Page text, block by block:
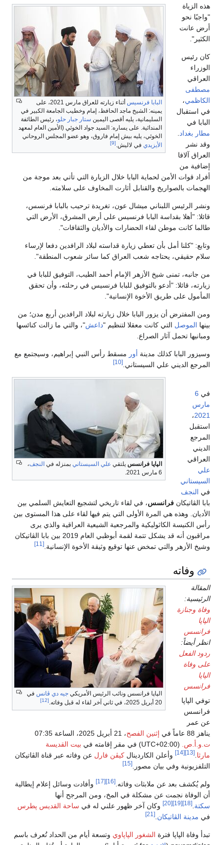
البابا فرنسيس
أثناء زيارته للعراق مارس 2021، على
يمينه: الشيخ ماجد الحافظ، إمام وخطيب الجامعة الكبير في
السليمانية، يليه أقصى اليمين ستار جبار حلو، رئيس الطائفة
المندائية. على يساره: السيد جواد الخوئي (الأمين العام لمعهد
الخوئي، يليه بيش إمام فاروق، وهو عضو المجلس الروحاني
الأيزيدي في لاليش.[9]
هذه الزياة
"واجبًا نحو
أرض عانت
الكثير".
كان رئيس
الوزراء
العراقي
مصطفى
الكاظمي،
في استقبال
البابا في
مطار بغداد
وقد نشر
العراق آلافا
إضافية من
أفراد قوات الأمن لحماية البابا خلال الزيارة التي تأتي بعد موجة من
الهجمات بالصواريخ والقنابل أثارت المخاوف على سلامته.
ونشر الرئيس اللبناني ميشال عون، تغريدة ترحيب بالبابا فرنسس،
قائلا: "أهلا بقداسة البابا فرنسيس على أرض المشرق، الأرض التي
طالما كانت موطن لقاء الحضارات والأديان والثقافات".
وتابع: "كلنا أمل بأن تعطي زيارة قداسته لبلاد الرافدين دفعا لإرساء
سلام حقيقي، يحتاجه شعب العراق كما سائر شعوب المنطقة".
من جانبه، تمنى شيخ الأزهر الإمام أحمد الطيب، التوفيق للبابا في
زيارته، قائلا: "أدعو بالتوفيق للبابا فرنسيس في رحلته، وأن تحقق
المأمول على طريق الأخوة الإنسانية".
ومن المفترض أن يزور البابا خلال زيارته لبلاد الرافدين أربع مدن؛ من
بينها الموصل التي كانت معقلا لتنظيم "داعش"، والتي ما زالت كنائسها
ومبانيها تحمل آثار الصراع.
وسيزور البابا كذلك مدينة أور مسقط رأس النبي إبراهيم، وسيجتمع مع
المرجع الديني علي السيستاني. [10]
الپاپا فرانسس يلتقي علي السيستاني بمنزله في النجف،
6 مارس 2021.
في 6
مارس
2021،
استقبل
المرجع
الديني
العراقي
علي
السيستاني
في النجف
بابا الڤاتيكان فرانسس، في لقاء تاريخي لتشجيع التعايش السلمي بين
الأديان. وهذه هي المرة الأولى التي يتم فيها لقاء على هذا المستوى بين
رأس الكنيسة الكاثوليكية والمرجعية الشيعية العراقية والذي يرى
مراقبون أنه قد يشكل تتمة لقمة أبوظبي العام 2019 بين بابا الڤاتيكان
وشيخ الأزهر والتي تمخض عنها توقيع وثيقة الأخوة الإنسانية. [11]
وفاته
الپاپا فرانسس ونائب الرئيس الأمريكي جيه دي ڤانس في
20 أبريل 2025، في ثاني آخر لقاء له قبل وفاته.
[12]
المقالة
الرئيسية:
وفاة وجنازة
الپاپا
فرانسس
انظر أيضاً:
ردود الفعل
على وفاة
الپاپا
فرانسس
توفي الپاپا
فرانسس
عن عمر
يناهز 88 عاماً في
إثنين الفصح، 21 أبريل 2025، الساعة 07:35
ت.و.أ.ص.
(UTC+02:00) في مقر إقامته في
بيت القديسة
مارثا [13]
[14] وأعلن الكاردينال كيڤن فارل عن وفاته عبر قناة الڤاتيكان
التلفزيونية وفي بيان مصور.
[15]
ولم يُكشف بعد عن ملابثات وفاته. [16]
[17]
وأفادت وسائل إعلام إيطالية
أن الوفاة نجمت عن مشكلة في المخ، ومن المرجح أنها
سكتة [18]
[19]
[20] وكان آخر ظهور علني له في ساحة القديس پطرس
في مدينة الڤاتيكان [21]
تبدأ وفاة الپاپا فترة الشغور الپاپاوي وتسعة أيام من الحداد تُعرف باسم